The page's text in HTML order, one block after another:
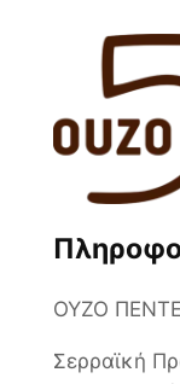
ΟΥΖΟ ΠΕΝΤΕ
Σερραϊκή